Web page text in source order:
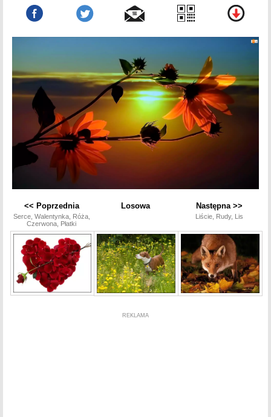
<< Poprzednia
Serce, Walentynka, Róża,
Czerwona, Płatki
Losowa Następna >>
Liście, Rudy, Lis
REKLAMA